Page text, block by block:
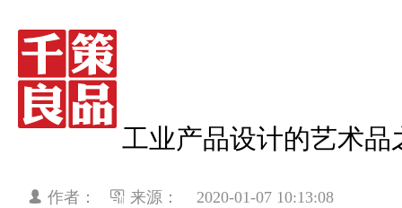
工业产品设计的艺术
作者： 来源： 2020-01-07 10:13:08